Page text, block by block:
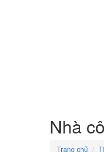
Nhà
Trang chủ